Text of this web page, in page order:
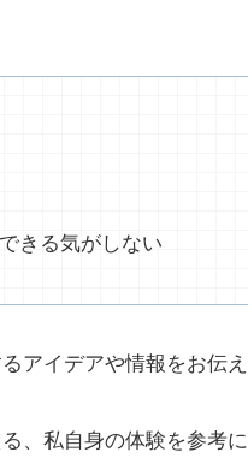
きる気がしない
アイデアや情報をお伝え
、私自身の体験を参考